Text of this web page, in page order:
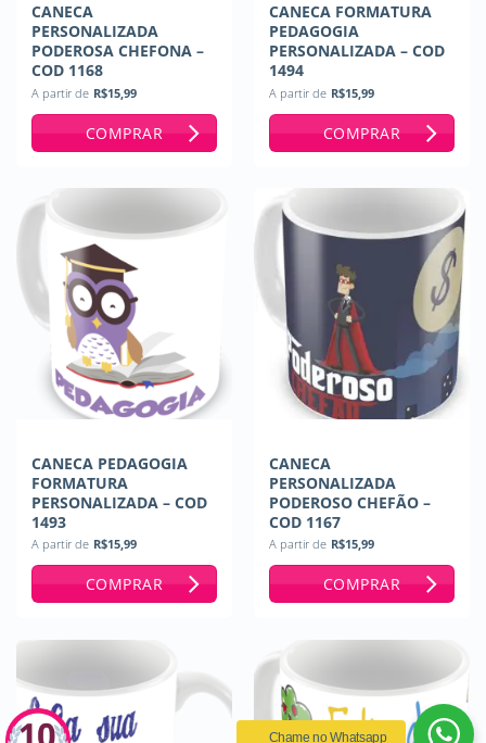
CANECA
PERSONALIZADA
PODEROSA CHEFONA –
COD 1168
A partir de R$15,99
COMPRAR
CANECA FORMATURA
PEDAGOGIA
PERSONALIZADA – COD
1494
A partir de R$15,99
COMPRAR
CANECA PEDAGOGIA
FORMATURA
PERSONALIZADA – COD
1493
A partir de R$15,99
COMPRAR
CANECA
PERSONALIZADA
PODEROSO CHEFÃO –
COD 1167
A partir de R$15,99
COMPRAR
Chame no Whatsapp